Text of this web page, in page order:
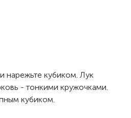
нарежьте кубиком. Лук
- тонкими кружочками.
кубиком.